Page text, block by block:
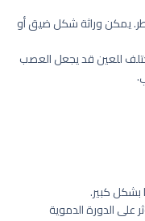
يمكن وراثة شكل ضيق أو
للعين قد يجعل العصب
بشكل كبير.
على الدورة الدموية